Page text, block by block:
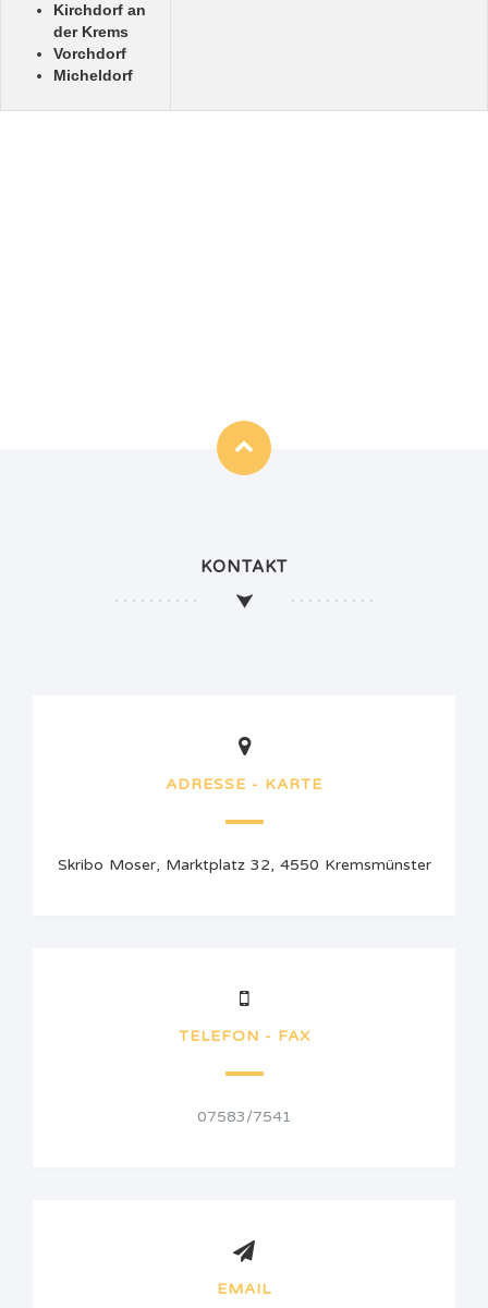
Kirchdorf an
der Krems
Vorchdorf
Micheldorf
KONTAKT
ADRESSE - KARTE
Skribo Moser, Marktplatz 32, 4550 Kremsmünster
TELEFON - FAX
07583/7541
EMAIL